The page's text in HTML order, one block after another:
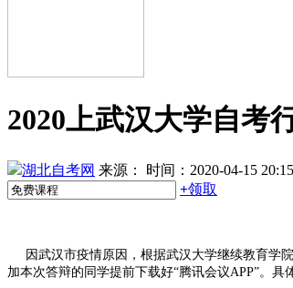
2020上武汉大学自考
湖北自考网 来源：
时间：2020-04-15
+领取
因武汉市疫情原因，根据武汉大学继续教育学
加本次答辩的同学提前下载好“腾讯会议APP”。具